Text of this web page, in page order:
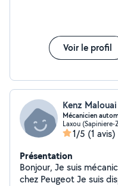
Voir le profil
Kenz Malouai
Mécanicien
Laxou
1/5 (1 avis)
Présentation
Bonjour, Je suis
chez Peugeot Je suis disponible pour toute réparation,